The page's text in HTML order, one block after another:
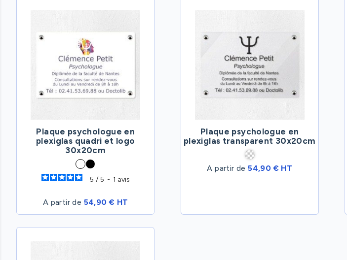
Plaque psychologue en
plexiglas quadri et logo
30x20cm
5 / 5 - 1 avis
A partir de 54,90 € HT
Plaque psychologue en
plexiglas transparent 30x20cm
A partir de54,90 € HT